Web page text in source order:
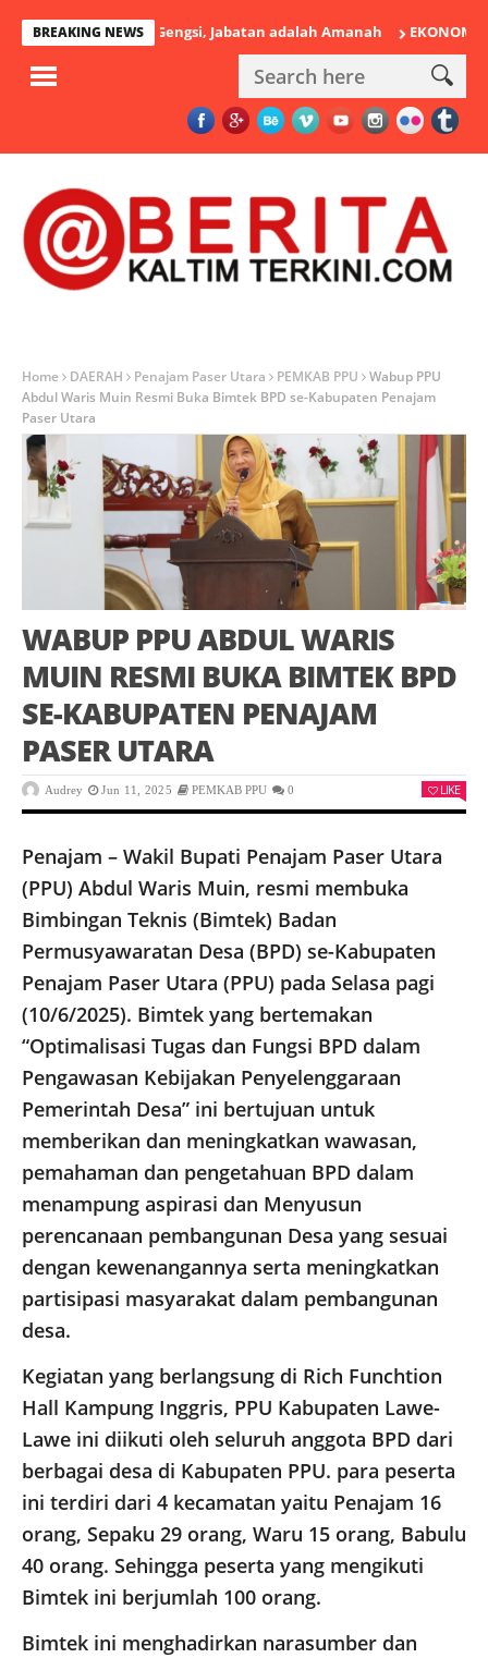
BREAKING NEWS
Sekadar Gengsi, Jabatan adalah Amanah EKONOMI LESU:
Home DAERAH Penajam Paser Utara PEMKAB PPU
Wabup PPU
Abdul Waris Muin Resmi Buka Bimtek BPD se-Kabupaten Penajam
Paser Utara
WABUP PPU ABDUL WARIS
MUIN RESMI BUKA BIMTEK BPD
SE-KABUPATEN PENAJAM
PASER UTARA
Audrey Jun 11, 2025 PEMKAB PPU 0 LIKE
Penajam – Wakil Bupati Penajam Paser Utara
(PPU) Abdul Waris Muin, resmi membuka
Bimbingan Teknis (Bimtek) Badan
Permusyawaratan Desa (BPD) se-Kabupaten
Penajam Paser Utara (PPU) pada Selasa pagi
(10/6/2025). Bimtek yang bertemakan
“Optimalisasi Tugas dan Fungsi BPD dalam
Pengawasan Kebijakan Penyelenggaraan
Pemerintah Desa” ini bertujuan untuk
memberikan dan meningkatkan wawasan,
pemahaman dan pengetahuan BPD dalam
menampung aspirasi dan Menyusun
perencanaan pembangunan Desa yang sesuai
dengan kewenangannya serta meningkatkan
partisipasi masyarakat dalam pembangunan
desa.
Kegiatan yang berlangsung di Rich Funchtion
Hall Kampung Inggris, PPU Kabupaten Lawe-
Lawe ini diikuti oleh seluruh anggota BPD dari
berbagai desa di Kabupaten PPU. para peserta
ini terdiri dari 4 kecamatan yaitu Penajam 16
orang, Sepaku 29 orang, Waru 15 orang, Babulu
40 orang. Sehingga peserta yang mengikuti
Bimtek ini berjumlah 100 orang.
Bimtek ini menghadirkan narasumber dan